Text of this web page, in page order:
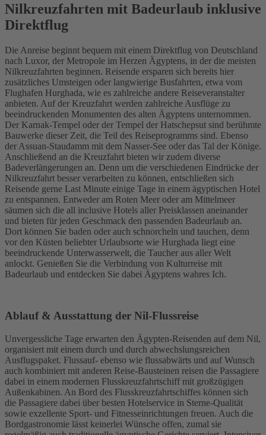
Nilkreuzfahrten mit Badeurlaub inklusive
Direktflug
Die Anreise beginnt bequem mit einem Direktflug von Deutschland
nach Luxor, der Metropole im Herzen Ägyptens, in der die meisten
Nilkreuzfahrten beginnen. Reisende ersparen sich bereits hier
zusätzliches Umsteigen oder langwierige Busfahrten, etwa vom
Flughafen Hurghada, wie es zahlreiche andere Reiseveranstalter
anbieten. Auf der Kreuzfahrt werden zahlreiche Ausflüge zu
beeindruckenden Monumenten des alten Ägyptens unternommen.
Der Karnak-Tempel oder der Tempel der Hatschepsut sind berühmte
Bauwerke dieser Zeit, die Teil des Reiseprogramms sind. Ebenso
der Assuan-Staudamm mit dem Nasser-See oder das Tal der Könige.
Anschließend an die Kreuzfahrt bieten wir zudem diverse
Badeverlängerungen an. Denn um die verschiedenen Eindrücke der
Nilkreuzfahrt besser verarbeiten zu können, entschließen sich
Reisende gerne Last Minute einige Tage in einem ägyptischen Hotel
zu entspannen. Entweder am Roten Meer oder am Mittelmeer
säumen sich die all inclusive Hotels aller Preisklassen aneinander
und bieten für jeden Geschmack den passenden Badeurlaub an.
Dort können Sie baden oder auch schnorcheln und tauchen, denn
vor den Küsten beliebter Urlaubsorte wie Hurghada liegt eine
beeindruckende Unterwasserwelt, die Taucher aus aller Welt
anlockt. Genießen Sie die Verbindung von Kulturreise mit
Badeurlaub und entdecken Sie dabei Ägyptens wahres Ich.
Ablauf & Ausstattung der Nil-Flussreise
Unvergessliche Tage erwarten den Ägypten-Reisenden auf dem Nil,
organisiert mit einem durch und durch abwechslungsreichen
Ausflugspaket. Flussauf- ebenso wie flussabwärts und auf Wunsch
auch kombiniert mit anderen Reise-Bausteinen reisen die Passagiere
dabei in einem modernen Flusskreuzfahrtschiff mit großzügigen
Außenkabinen. An Bord des Flusskreuzfahrtschiffes können sich
die Passagiere dabei über besten Hotelservice in Sterne-Qualität
sowie exzellente Sport- und Fitnesseinrichtungen freuen. Auch die
Bordgastronomie lässt keinerlei Wünsche offen, zumal sie